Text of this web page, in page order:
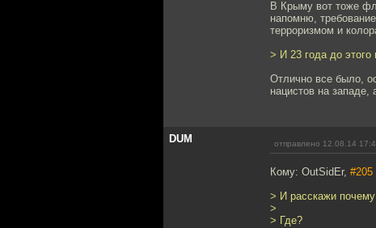
В Крыму вот тоже
напомню,
терроризмом и
> И 23 года до
Отлично все было,
нацистов на
DUM отправлено 12.08.14
Кому: OutSidEr, #205
> И расскажи
>
> Где?